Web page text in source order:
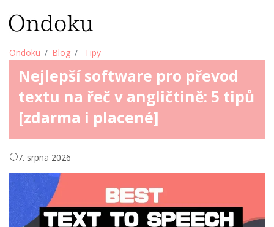
Ondoku Blog Tipy
Nejlepší software pro převod
textu na řeč v angličtině: 5 tipů
[zdarma i placené]
7. srpna 2026